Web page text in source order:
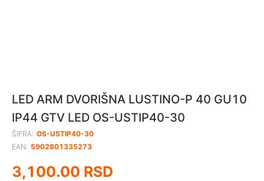
LED ARM DVORIŠNA LUSTINO-P 40 GU10
IP44 GTV LED OS-USTIP40-30
ŠIFRA: OS-USTIP40-30
EAN: 5902801335273
3,100.00 RSD